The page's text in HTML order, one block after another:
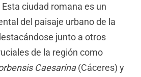
ciudad romana es un
del paisaje urbano de la
junto a otros
de la región como
Caesarina(Cáceres) y